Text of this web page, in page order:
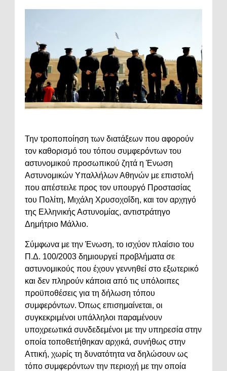
Την τροποποίηση των διατάξεων που αφορούν
τον καθορισμό του τόπου συμφερόντων του
αστυνομικού προσωπικού ζητά η Ένωση
Αστυνομικών Υπαλλήλων Αθηνών με επιστολή
που απέστειλε προς τον υπουργό Προστασίας
του Πολίτη, Μιχάλη Χρυσοχοΐδη, και τον αρχηγό
της Ελληνικής Αστυνομίας, αντιστράτηγο
Δημήτριο Μάλλιο.
Σύμφωνα με την Ένωση, το ισχύον πλαίσιο του
Π.Δ. 100/2003 δημιουργεί προβλήματα σε
αστυνομικούς που έχουν γεννηθεί στο εξωτερικό
και δεν πληρούν κάποια από τις υπόλοιπες
προϋποθέσεις για τη δήλωση τόπου
συμφερόντων. Όπως επισημαίνεται, οι
συγκεκριμένοι υπάλληλοι παραμένουν
υποχρεωτικά συνδεδεμένοι με την υπηρεσία στην
οποία τοποθετήθηκαν αρχικά, συνήθως στην
Αττική, χωρίς τη δυνατότητα να δηλώσουν ως
τόπο συμφερόντων την περιοχή με την οποία